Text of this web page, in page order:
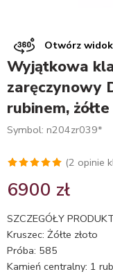
Otwórz
Wyjątkowa
zaręczynowy
rubinem,
Symbol: n204zr039*
5.00na 5
podstawie
ocen
klientów
(2 opinie
6900 zł
SZCZEGÓŁY
Kruszec: Żółte złoto
Próba: 585
Kamień centralny: 1